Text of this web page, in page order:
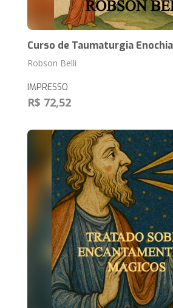
Curso de Taumaturgia
Robson Belli
IMPRESSO
R$ 72,52